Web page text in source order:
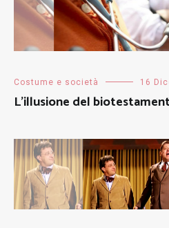
Costume e società 16
L’illusione del